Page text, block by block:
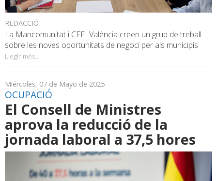
REDACCIÓ
La Mancomunitat i CEEI València creen un grup de treball
sobre les noves oportunitats de negoci per als municipis
Llegir més...
Miércoles, 07 de Mayo de 2025
OCUPACIÓ
El Consell de Ministres
aprova la reducció de la
jornada laboral a 37,5 hores